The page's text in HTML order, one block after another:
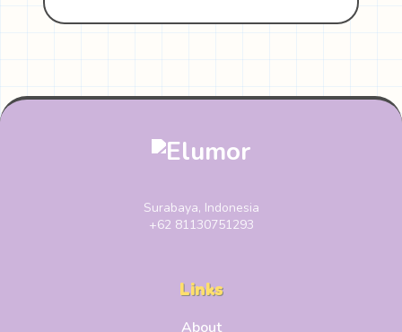
Surabaya, Indonesia
+62 81130751293
Links
About